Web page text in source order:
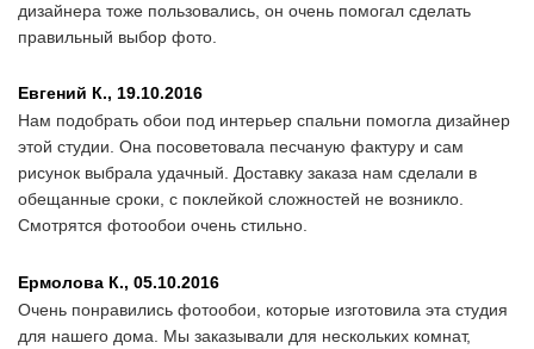
дизайнера тоже пользовались, он очень помогал сделать
правильный выбор фото.
Евгений К., 19.10.2016
Нам подобрать обои под интерьер спальни помогла дизайнер
этой студии. Она посоветовала песчаную фактуру и сам
рисунок выбрала удачный. Доставку заказа нам сделали в
обещанные сроки, с поклейкой сложностей не возникло.
Смотрятся фотообои очень стильно.
Ермолова К., 05.10.2016
Очень понравились фотообои, которые изготовила эта студия
для нашего дома. Мы заказывали для нескольких комнат,